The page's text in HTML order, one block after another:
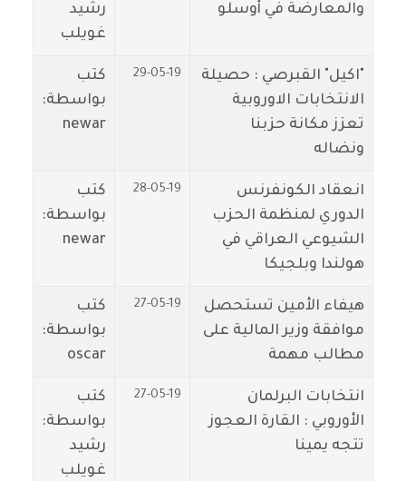
والمعارضة في أوسلو
رشيد
غويلب
"اكيل" القبرصي : حصيلة
الانتخابات الاوروبية
تعزز مكانة حزبنا
ونضاله
29-05-19
كتب
بواسطة:
newar
انعقاد الكونفرنس
الدوري لمنظمة الحزب
الشيوعي العراقي في
هولندا وبلجيكا
28-05-19
كتب
بواسطة:
newar
هيفاء الأمين تستحصل
موافقة وزير المالية على
مطالب مهمة
27-05-19
كتب
بواسطة:
oscar
انتخابات البرلمان
الأوروبي : القارة العجوز
تتجه يمينا
27-05-19
كتب
بواسطة:
رشيد
غويلب